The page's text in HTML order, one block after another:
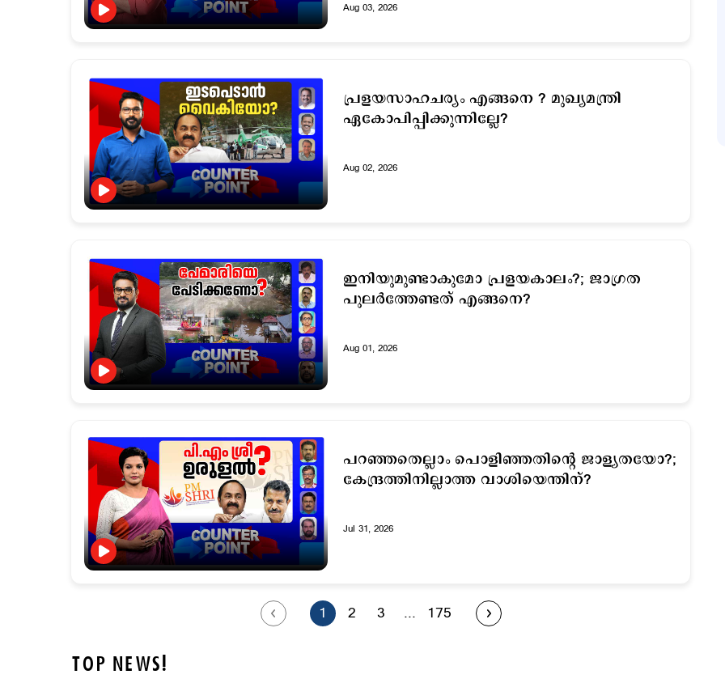
Aug 03, 2026
പ്രളയസാഹചര്യം എങ്ങനെ ? മുഖ്യമന്ത്രി
ഏകോപിപ്പിക്കുന്നില്ലേ?
Aug 02, 2026
ഇനിയുമുണ്ടാകുമോ പ്രളയകാലം?; ജാഗ്രത
പുലര്‍ത്തേണ്ടത് എങ്ങനെ?
Aug 01, 2026
പറഞ്ഞതെല്ലാം പൊളിഞ്ഞതിന്‍റെ ജാള്യതയോ?;
കേന്ദ്രത്തിനില്ലാത്ത വാശിയെന്തിന്?
Jul 31, 2026
1 2 3 ... 175
TOP NEWS!